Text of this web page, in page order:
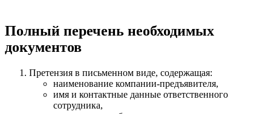
Полный перечень необходимых
документов
Претензия в письменном виде, содержащая:
наименование компании-предъявителя,
имя и контактные данные ответственного
сотрудника,